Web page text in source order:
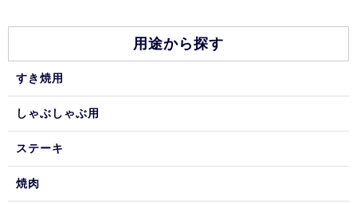
用途から探す
すき焼用
しゃぶしゃぶ用
ステーキ
焼肉